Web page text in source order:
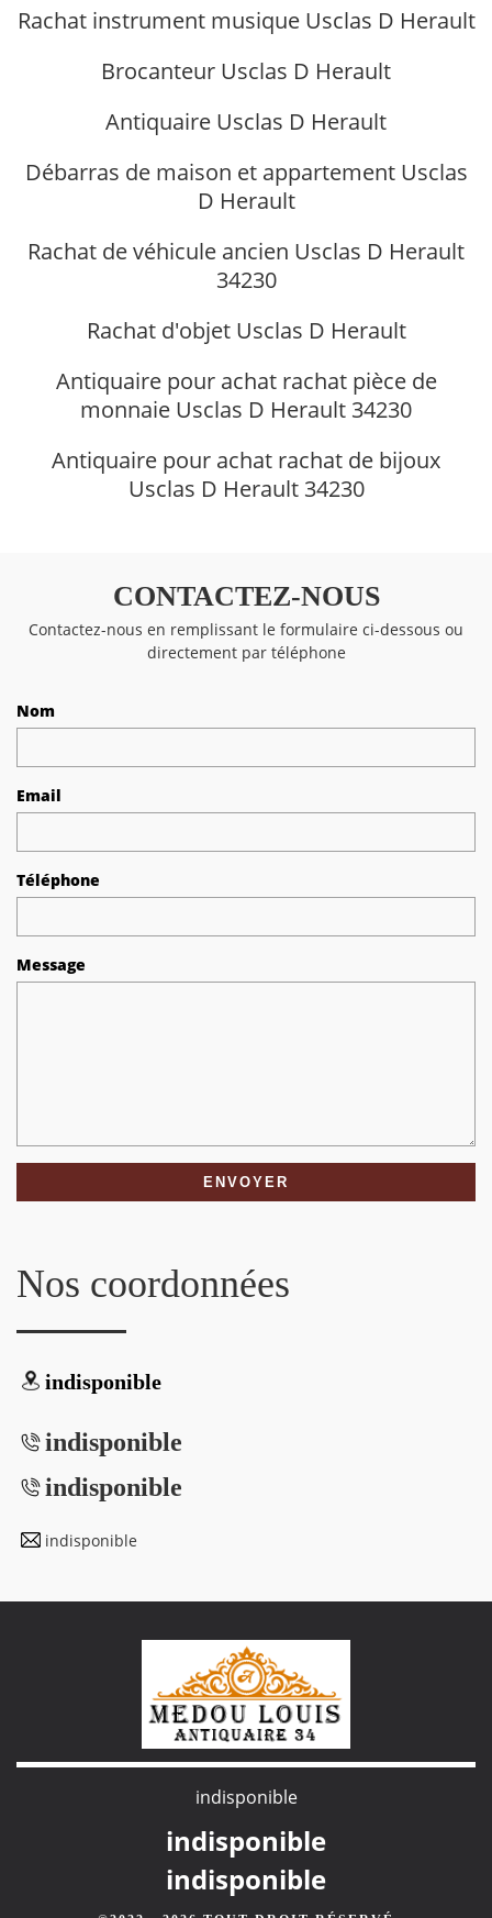
Rachat instrument musique Usclas D Herault
Brocanteur Usclas D Herault
Antiquaire Usclas D Herault
Débarras de maison et appartement Usclas
D Herault
Rachat de véhicule ancien Usclas D Herault
34230
Rachat d'objet Usclas D Herault
Antiquaire pour achat rachat pièce de
monnaie Usclas D Herault 34230
Antiquaire pour achat rachat de bijoux
Usclas D Herault 34230
CONTACTEZ-NOUS
Contactez-nous en remplissant le formulaire ci-dessous ou
directement par téléphone
Nom
Email
Téléphone
Message
Nos coordonnées
indisponible
indisponible
indisponible
indisponible
indisponible
indisponible
indisponible